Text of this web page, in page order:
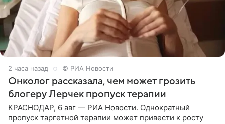
2 часа назад © РИА Новости
Онколог рассказала, чем может грозить
блогеру Лерчек пропуск терапии
КРАСНОДАР, 6 авг — РИА Новости. Однократный
пропуск таргетной терапии может привести к росту